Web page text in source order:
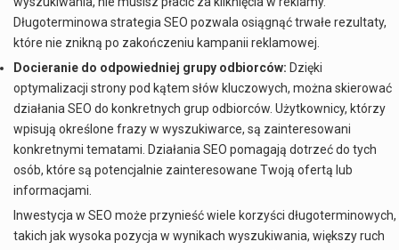
Długoterminowa strategia SEO pozwala osiągnąć trwałe rezultaty,
które nie znikną po zakończeniu kampanii reklamowej.
Docieranie do odpowiedniej grupy odbiorców: Dzięki
optymalizacji strony pod kątem słów kluczowych, można skierować
działania SEO do konkretnych grup odbiorców. Użytkownicy, którzy
wpisują określone frazy w wyszukiwarce, są zainteresowani
konkretnymi tematami. Działania SEO pomagają dotrzeć do tych
osób, które są potencjalnie zainteresowane Twoją ofertą lub
informacjami.
Inwestycja w SEO może przynieść wiele korzyści długoterminowych,
takich jak wysoka pozycja w wynikach wyszukiwania, większy ruch